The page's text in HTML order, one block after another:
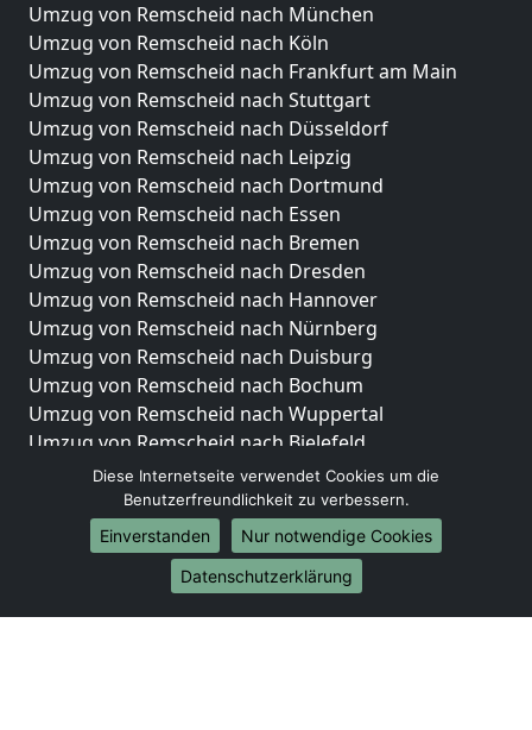
Umzug von Remscheid nach München
Umzug von Remscheid nach Köln
Umzug von Remscheid nach Frankfurt am Main
Umzug von Remscheid nach Stuttgart
Umzug von Remscheid nach Düsseldorf
Umzug von Remscheid nach Leipzig
Umzug von Remscheid nach Dortmund
Umzug von Remscheid nach Essen
Umzug von Remscheid nach Bremen
Umzug von Remscheid nach Dresden
Umzug von Remscheid nach Hannover
Umzug von Remscheid nach Nürnberg
Umzug von Remscheid nach Duisburg
Umzug von Remscheid nach Bochum
Umzug von Remscheid nach Wuppertal
Umzug von Remscheid nach Bielefeld
Umzug von Remscheid nach Bonn
Umzug von Remscheid nach Münster
Internationale-Umzüge
Umzug von Remscheid nach Brasilien
Umzug von Remscheid nach Brunei Darussalam
Diese Internetseite verwendet Cookies um die
Benutzerfreundlichkeit zu verbessern.
Einverstanden
Nur notwendige Cookies
Datenschutzerklärung